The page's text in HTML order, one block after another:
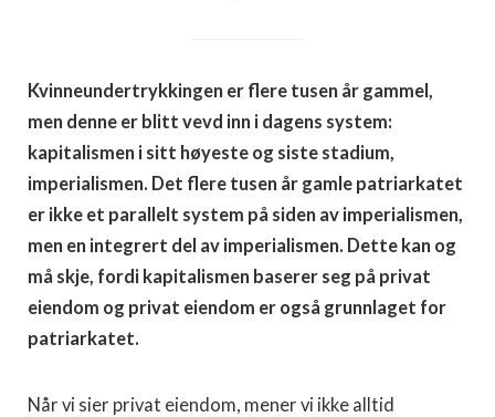
Kvinneundertrykkingen er flere tusen år gammel,
men denne er blitt vevd inn i dagens system:
kapitalismen i sitt høyeste og siste stadium,
imperialismen. Det flere tusen år gamle patriarkatet
er ikke et parallelt system på siden av imperialismen,
men en integrert del av imperialismen. Dette kan og
må skje, fordi kapitalismen baserer seg på privat
eiendom og privat eiendom er også grunnlaget for
patriarkatet.
Når vi sier privat eiendom, mener vi ikke alltid